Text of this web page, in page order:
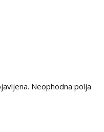
Neophodna polja